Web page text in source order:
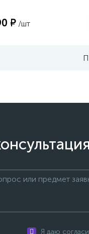
₽ /шт
Я даю